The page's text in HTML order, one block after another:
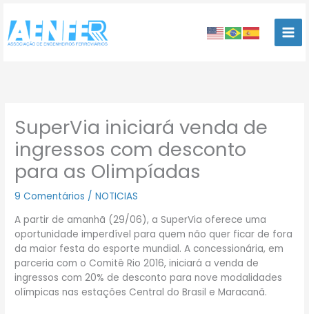
para
conteúdo
SuperVia iniciará venda de
ingressos com desconto
para as Olimpíadas
9 Comentários /NOTICIAS
A partir de amanhã (29/06), a SuperVia oferece uma
oportunidade imperdível para quem não quer ficar de fora
da maior festa do esporte mundial. A concessionária, em
parceria com o Comitê Rio 2016, iniciará a venda de
ingressos com 20% de desconto para nove modalidades
olímpicas nas estações Central do Brasil e Maracanã.